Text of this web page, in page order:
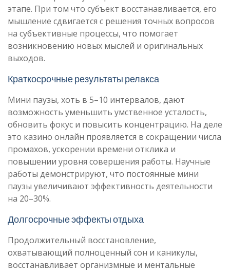
этапе. При том что субъект восстанавливается, его
мышление сдвигается с решения точных вопросов
на субъективные процессы, что помогает
возникновению новых мыслей и оригинальных
выходов.
Краткосрочные результаты релакса
Мини паузы, хоть в 5–10 интервалов, дают
возможность уменьшить умственное усталость,
обновить фокус и повысить концентрацию. На деле
это казино онлайн проявляется в сокращении числа
промахов, ускорении времени отклика и
повышении уровня совершения работы. Научные
работы демонстрируют, что постоянные мини
паузы увеличивают эффективность деятельности
на 20–30%.
Долгосрочные эффекты отдыха
Продолжительный восстановление,
охватывающий полноценный сон и каникулы,
восстанавливает организмные и ментальные